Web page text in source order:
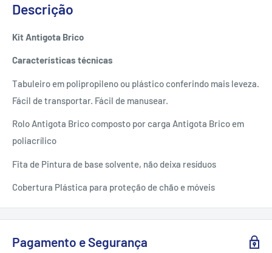
Descrição
Kit Antigota Brico
Características técnicas
Tabuleiro em polipropileno ou plástico conferindo mais leveza.
Fácil de transportar. Fácil de manusear.
Rolo Antigota Brico composto por carga Antigota Brico em
poliacrílico
Fita de Pintura de base solvente, não deixa resíduos
Cobertura Plástica para proteção de chão e móveis
Pagamento e Segurança